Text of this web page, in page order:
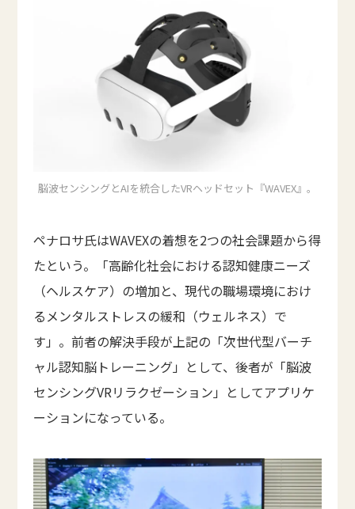
脳波センシングとAIを統合したVRヘッドセット『WAVEX』。
ペナロサ氏はWAVEXの着想を2つの社会課題から得
たという。「高齢化社会における認知健康ニーズ
（ヘルスケア）の増加と、現代の職場環境におけ
るメンタルストレスの緩和（ウェルネス）で
す」。前者の解決手段が上記の「次世代型バーチ
ャル認知脳トレーニング」として、後者が「脳波
センシングVRリラクゼーション」としてアプリケ
ーションになっている。